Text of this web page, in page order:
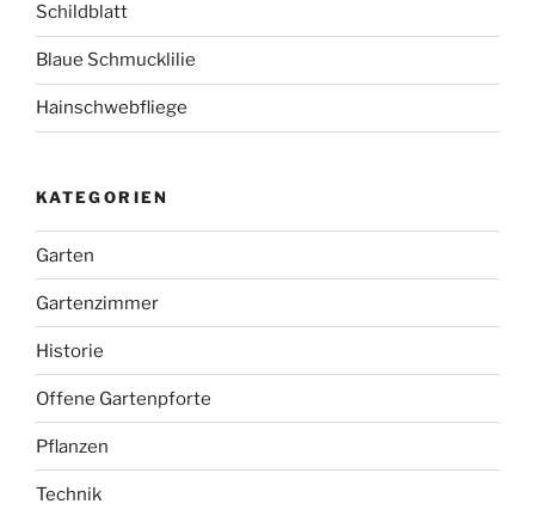
Schildblatt
Blaue Schmucklilie
Hainschwebfliege
KATEGORIEN
Garten
Gartenzimmer
Historie
Offene Gartenpforte
Pflanzen
Technik